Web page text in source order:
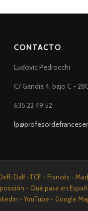
CONTACTO
Ludovic Pedrocchi
C/ Gandia 4, bajo C -
635 22 49 52
Dalf -TCF - Francés -
- Qué pasa en
- YouTube - Google